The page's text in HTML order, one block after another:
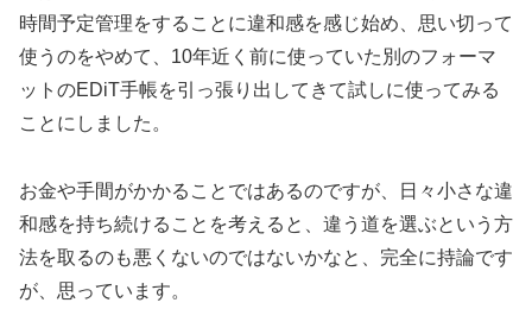
時間予定管理をすることに違和感を感じ始め、思い切って
使うのをやめて、10年近く前に使っていた別のフォーマ
ットのEDiT手帳を引っ張り出してきて試しに使ってみる
ことにしました。
お金や手間がかかることではあるのですが、日々小さな違
和感を持ち続けることを考えると、違う道を選ぶという方
法を取るのも悪くないのではないかなと、完全に持論です
が、思っています。